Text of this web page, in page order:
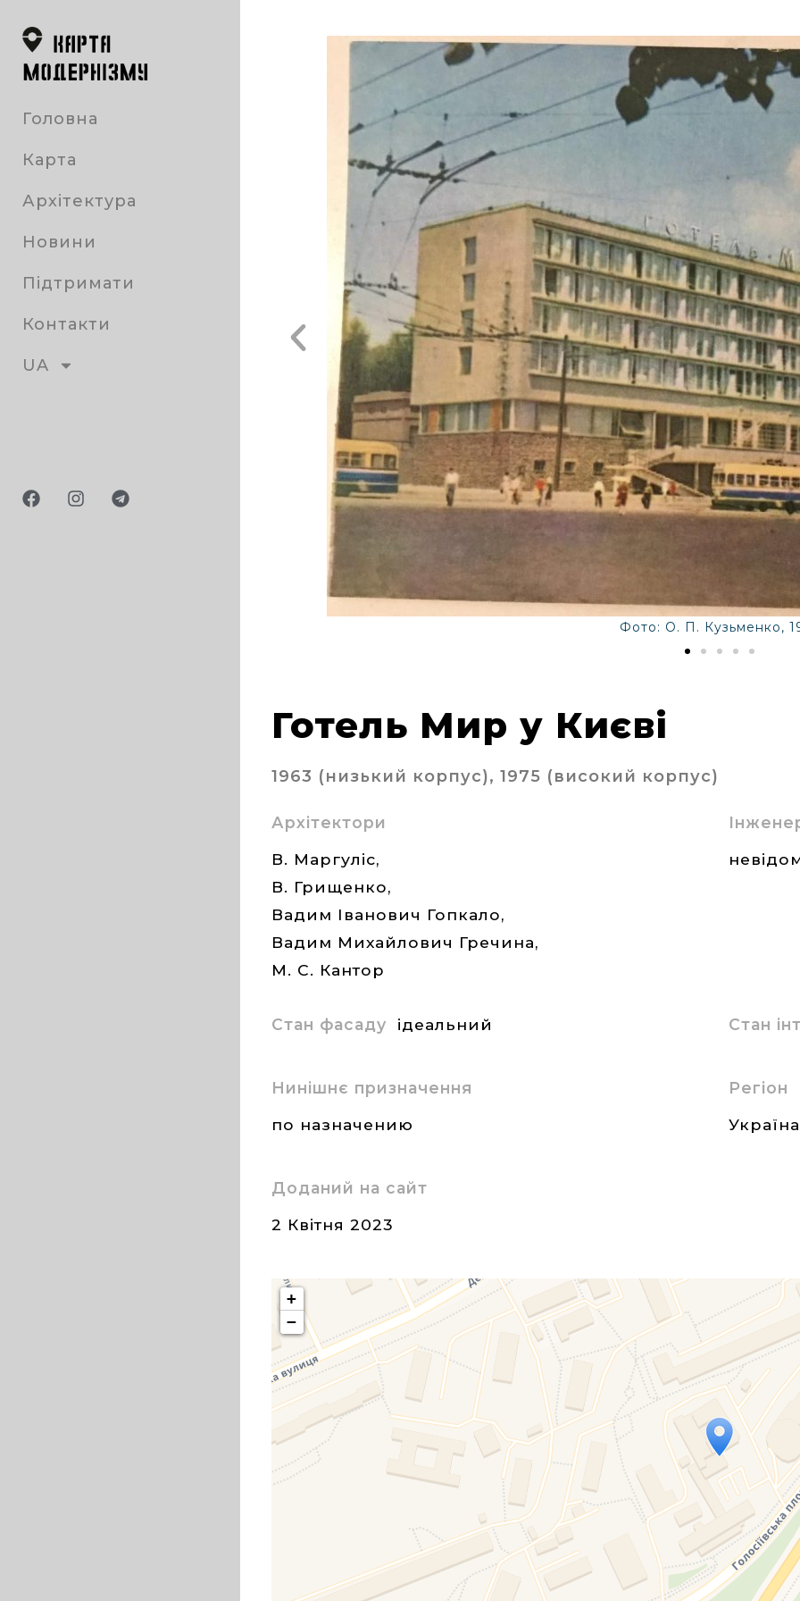
Головна
Карта
Архітектура
Новини
Підтримати
Контакти
UA
Фото: О. П. Кузьменко,
Готель Мир у Києві
1963 (низький корпус), 1975 (високий корпус)
Архітектори
В. Маргуліс,
В. Грищенко,
Вадим Іванович Гопкало,
Вадим Михайлович Гречина,
М. С. Кантор
Стан фасаду ідеальний Стан
Нинішнє призначення
по назначению
Регіон
Україна
Доданий на сайт
2 Квітня 2023
Travelers' Map is loading...
If you see this after your page is loaded completely,
+
−